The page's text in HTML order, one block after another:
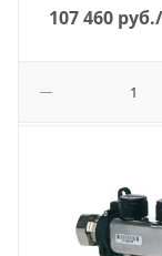
107 460 руб.